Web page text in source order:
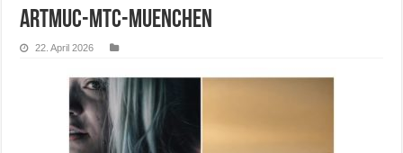
Artmuc-MTC-Muenchen
22. April 2026